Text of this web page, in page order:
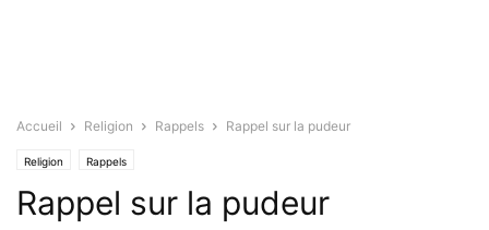
Accueil Religion Rappels Rappel sur la pudeur
Religion Rappels
Rappel sur la pudeur